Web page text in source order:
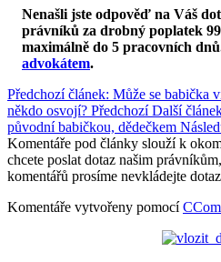
Nenašli jste odpověď na Váš
právníků za drobný poplatek
maximálně do 5 pracovních dnů
advokátem.
Předchozí článek: Může se babička
někdo osvojí? Předchozí Další
původní babičkou, dědečkem
Komentáře pod články slouží k
chcete poslat dotaz našim
komentářů prosíme nevkládejte
Komentáře vytvořeny pomocí